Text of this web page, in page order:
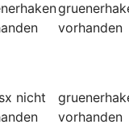
vorhanden
nicht
vorhanden